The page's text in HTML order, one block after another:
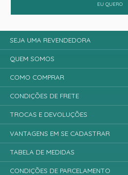
EU QUERO
SEJA UMA REVENDEDORA
QUEM SOMOS
COMO COMPRAR
CONDIÇÕES DE FRETE
TROCAS E DEVOLUÇÕES
VANTAGENS EM SE CADASTRAR
TABELA DE MEDIDAS
CONDIÇÕES DE PARCELAMENTO